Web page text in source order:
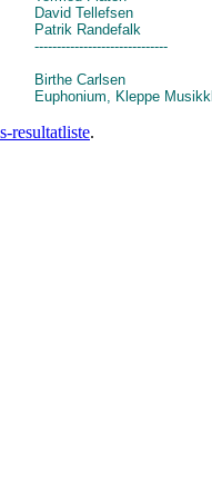
David Tellefsen
Patrik Randefalk
------------------------------
Birthe Carlsen
Euphonium, Kleppe
resultatliste.